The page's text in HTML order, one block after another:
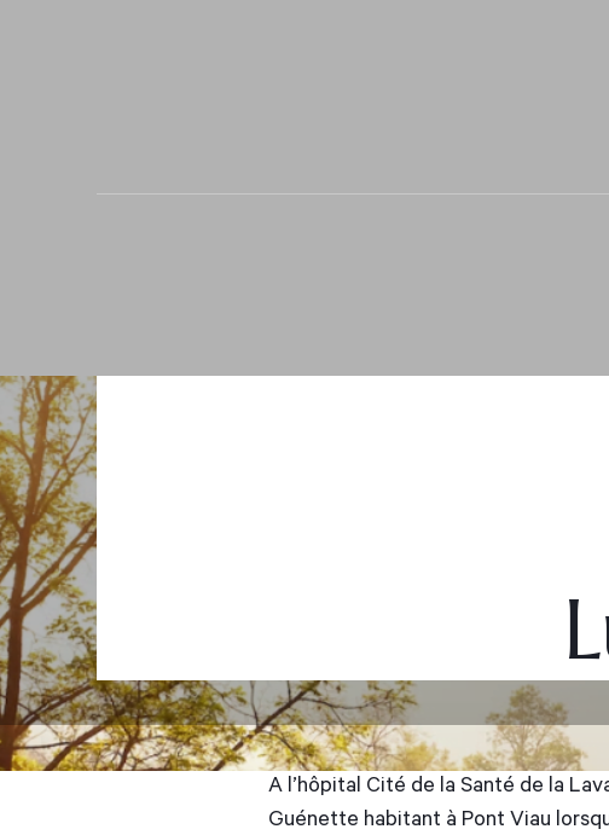
A l’hôpital Cité de la Santé de la
Guénette habitant à Pont Viau